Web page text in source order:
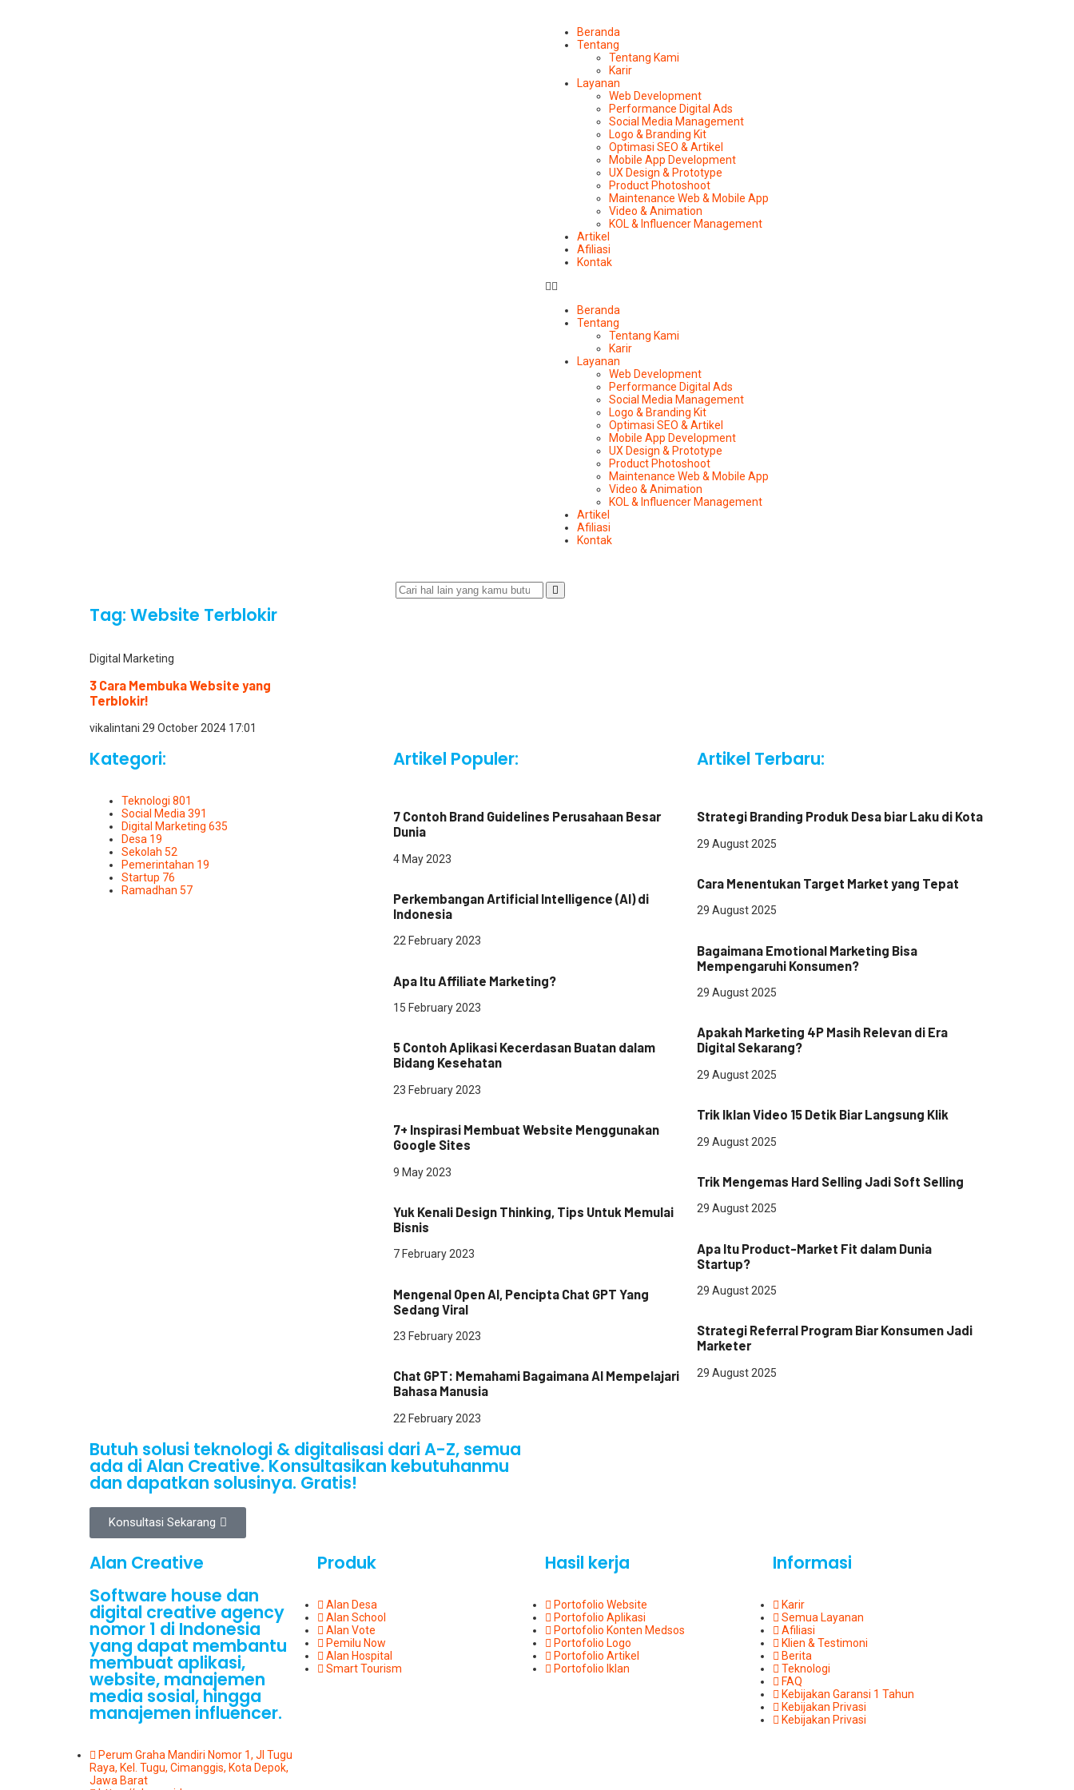
Beranda
Tentang
Tentang Kami
Karir
Layanan
Web Development
Performance Digital Ads
Social Media Management
Logo & Branding Kit
Optimasi SEO & Artikel
Mobile App Development
UX Design & Prototype
Product Photoshoot
Maintenance Web & Mobile App
Video & Animation
KOL & Influencer Management
Artikel
Afiliasi
Kontak
Beranda
Tentang
Tentang Kami
Karir
Layanan
Web Development
Performance Digital Ads
Social Media Management
Logo & Branding Kit
Optimasi SEO & Artikel
Mobile App Development
UX Design & Prototype
Product Photoshoot
Maintenance Web & Mobile App
Video & Animation
KOL & Influencer Management
Artikel
Afiliasi
Kontak
Tag: Website Terblokir
Digital Marketing
⁠3 Cara Membuka Website yang
Terblokir!
vikalintani 29 October 2024 17:01
Kategori:
Teknologi 801
Social Media 391
Digital Marketing 635
Desa 19
Sekolah 52
Pemerintahan 19
Startup 76
Ramadhan 57
Artikel Populer:
7 Contoh Brand Guidelines Perusahaan Besar
Dunia
4 May 2023
Perkembangan Artificial Intelligence (AI) di
Indonesia
22 February 2023
Apa Itu Affiliate Marketing?
15 February 2023
5 Contoh Aplikasi Kecerdasan Buatan dalam
Bidang Kesehatan
23 February 2023
7+ Inspirasi Membuat Website Menggunakan
Google Sites
9 May 2023
Yuk Kenali Design Thinking, Tips Untuk Memulai
Bisnis
7 February 2023
Mengenal Open AI, Pencipta Chat GPT Yang
Sedang Viral
23 February 2023
Chat GPT: Memahami Bagaimana AI Mempelajari
Bahasa Manusia
22 February 2023
Artikel Terbaru:
Strategi Branding Produk Desa biar Laku di Kota
29 August 2025
Cara Menentukan Target Market yang Tepat
29 August 2025
Bagaimana Emotional Marketing Bisa
Mempengaruhi Konsumen?
29 August 2025
Apakah Marketing 4P Masih Relevan di Era
Digital Sekarang?
29 August 2025
Trik Iklan Video 15 Detik Biar Langsung Klik
29 August 2025
Trik Mengemas Hard Selling Jadi Soft Selling
29 August 2025
Apa Itu Product-Market Fit dalam Dunia
Startup?
29 August 2025
Strategi Referral Program Biar Konsumen Jadi
Marketer
29 August 2025
Butuh solusi teknologi & digitalisasi dari A-Z, semua
ada di Alan Creative. Konsultasikan kebutuhanmu
dan dapatkan solusinya. Gratis!
Konsultasi Sekarang
Alan Creative
Software house dan
digital creative agency
nomor 1 di Indonesia
yang dapat membantu
membuat aplikasi,
website, manajemen
media sosial, hingga
manajemen influencer.
Perum Graha Mandiri Nomor 1, Jl Tugu
Raya, Kel. Tugu, Cimanggis, Kota Depok,
Jawa Barat
Produk
Alan Desa
Alan School
Alan Vote
Pemilu Now
Alan Hospital
Smart Tourism
Hasil kerja
Portofolio Website
Portofolio Aplikasi
Portofolio Konten Medsos
Portofolio Logo
Portofolio Artikel
Portofolio Iklan
Informasi
Karir
Semua Layanan
Afiliasi
Klien & Testimoni
Berita
Teknologi
FAQ
Kebijakan Garansi 1 Tahun
Kebijakan Privasi
Kebijakan Privasi